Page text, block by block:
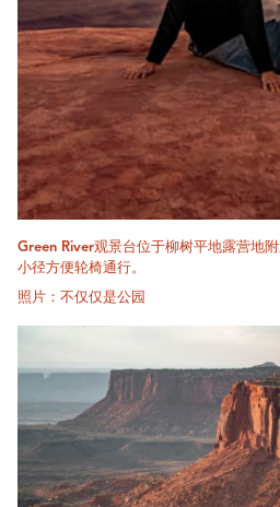
Green River观景台位于柳树平地露营地
小径方便轮椅通行。
照片：不仅仅是公园